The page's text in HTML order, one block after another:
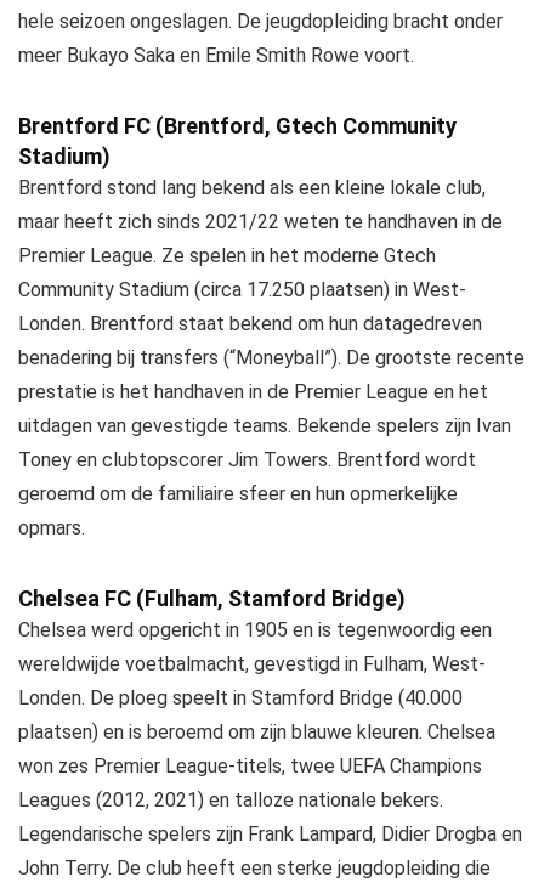
hele seizoen ongeslagen. De jeugdopleiding bracht onder
meer Bukayo Saka en Emile Smith Rowe voort.
Brentford FC (Brentford, Gtech Community
Stadium)
Brentford stond lang bekend als een kleine lokale club,
maar heeft zich sinds 2021/22 weten te handhaven in de
Premier League. Ze spelen in het moderne Gtech
Community Stadium (circa 17.250 plaatsen) in West-
Londen. Brentford staat bekend om hun datagedreven
benadering bij transfers (“Moneyball”). De grootste recente
prestatie is het handhaven in de Premier League en het
uitdagen van gevestigde teams. Bekende spelers zijn Ivan
Toney en clubtopscorer Jim Towers. Brentford wordt
geroemd om de familiaire sfeer en hun opmerkelijke
opmars.
Chelsea FC (Fulham, Stamford Bridge)
Chelsea werd opgericht in 1905 en is tegenwoordig een
wereldwijde voetbalmacht, gevestigd in Fulham, West-
Londen. De ploeg speelt in Stamford Bridge (40.000
plaatsen) en is beroemd om zijn blauwe kleuren. Chelsea
won zes Premier League-titels, twee UEFA Champions
Leagues (2012, 2021) en talloze nationale bekers.
Legendarische spelers zijn Frank Lampard, Didier Drogba en
John Terry. De club heeft een sterke jeugdopleiding die